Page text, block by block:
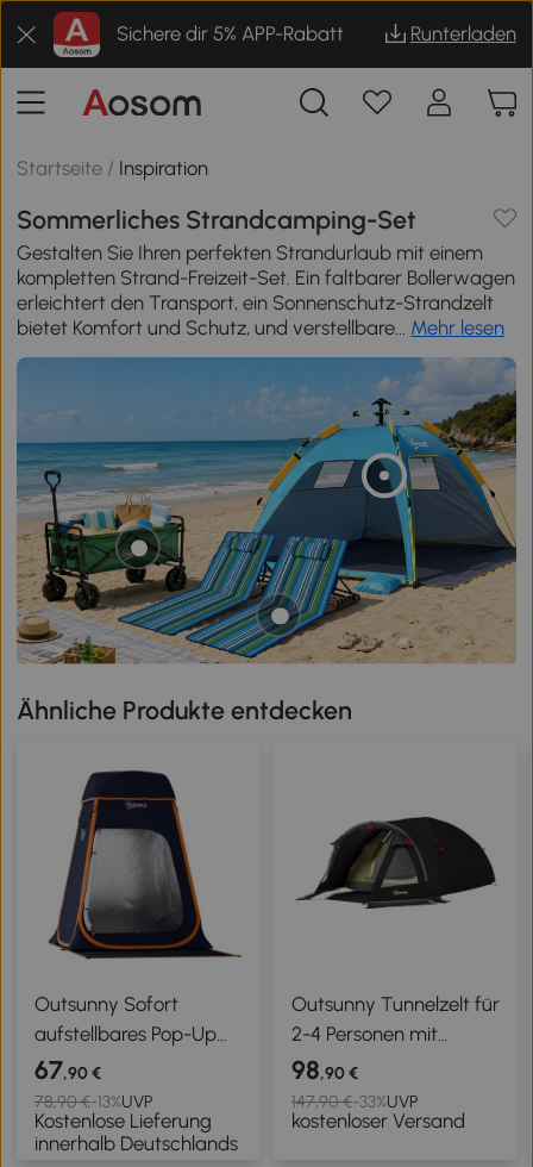
Sichere dir 5% APP-Rabatt Runterladen
Startseite / Inspiration
Sommerliches Strandcamping-Set
Gestalten Sie Ihren perfekten Strandurlaub mit einem
kompletten Strand-Freizeit-Set. Ein faltbarer Bollerwagen
erleichtert den Transport, ein Sonnenschutz-Strandzelt
bietet Komfort und Schutz, und verstellbare...
Mehr lesen
Ähnliche Produkte entdecken
Outsunny Sofort
aufstellbares Pop-Up
Camping-Duschzelt mit
Tragetasche,
wasserdicht,
Dunkelblau
67,90 €
78,90 €-13%UVP
Kostenlose Lieferung
innerhalb Deutschlands
Outsunny Tunnelzelt für
2-4 Personen mit
Seitlichen Fenstern und
Haken, aus 190T
Polyester und PE,
98,90 €
147,90 €-33%UVP
kostenloser Versand